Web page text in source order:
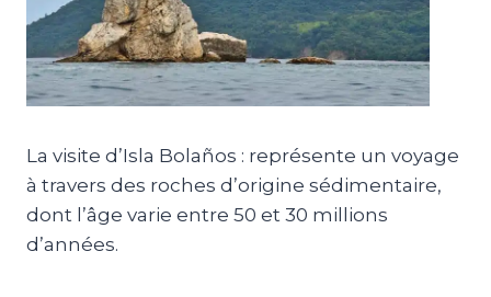
La visite d’Isla Bolaños : représente un voyage
à travers des roches d’origine sédimentaire,
dont l’âge varie entre 50 et 30 millions
d’années.